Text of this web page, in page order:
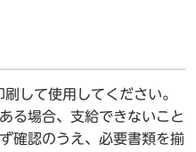
して使用してください。
る場合、支給できないこと
確認のうえ、必要書類を揃